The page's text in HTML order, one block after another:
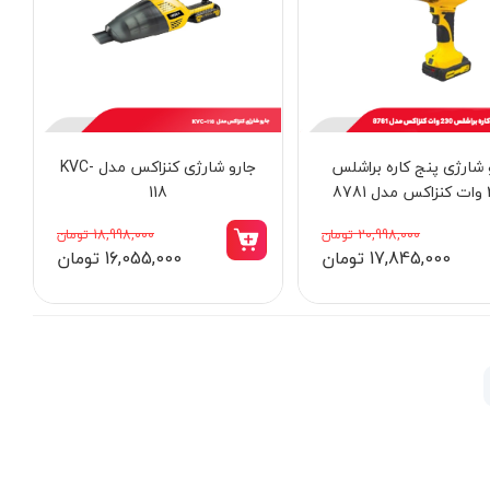
شارژی پنج کاره براشلس
20,998,000 تومان
17,845,000 تومان
جارو شارژی کنزاکس مدل KVC-
118
18,998,000 تومان
16,055,000 تومان